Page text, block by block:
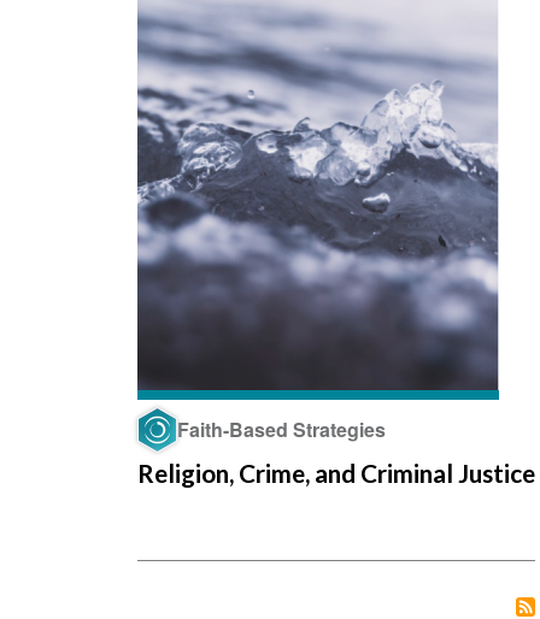
Faith-Based Strategies
Religion, Crime, and Criminal Justice